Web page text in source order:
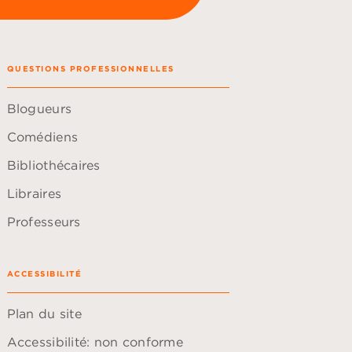
QUESTIONS PROFESSIONNELLES
Blogueurs
Comédiens
Bibliothécaires
Libraires
Professeurs
ACCESSIBILITÉ
Plan du site
Accessibilité: non conforme